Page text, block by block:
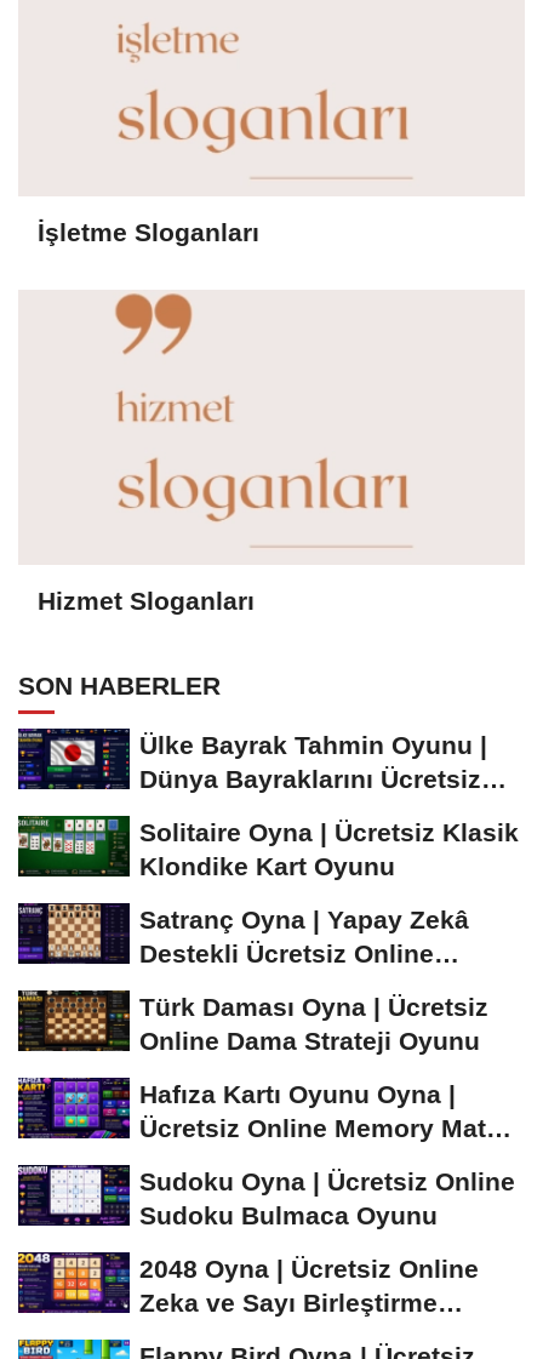
İşletme Sloganları
Hizmet Sloganları
SON HABERLER
Ülke Bayrak Tahmin Oyunu |
Dünya Bayraklarını Ücretsiz
Solitaire Oyna | Ücretsiz Klasik
Klondike Kart Oyunu
Satranç Oyna | Yapay Zekâ
Destekli Ücretsiz Online
Türk Daması Oyna | Ücretsiz
Online Dama Strateji Oyunu
Hafıza Kartı Oyunu Oyna |
Ücretsiz Online Memory Match
Sudoku Oyna | Ücretsiz Online
Sudoku Bulmaca Oyunu
2048 Oyna | Ücretsiz Online
Zeka ve Sayı Birleştirme